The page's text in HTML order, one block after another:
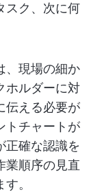
スク、次に何
、現場の細か
ホルダーに対
伝える必要が
トチャートが
正確な認識を
業順序の見直
。